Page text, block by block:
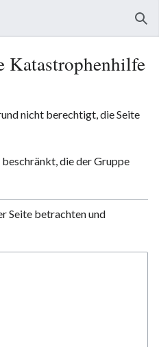
Katastrophenhilfe
nicht berechtigt, die Seite
die der Gruppe
Seite betrachten und